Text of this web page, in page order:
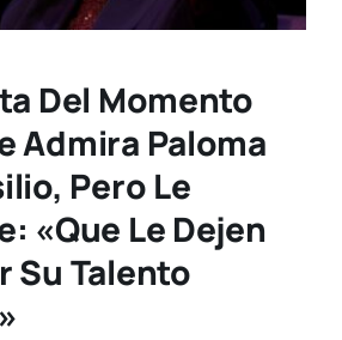
Del Momento
Admira Paloma
Pero Le
«Que Le Dejen
Su Talento